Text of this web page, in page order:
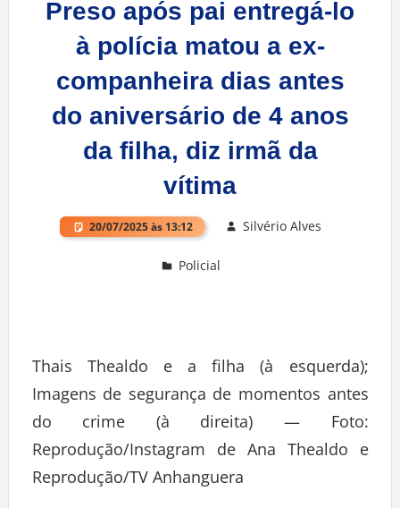
Preso após pai entregá-lo
à polícia matou a ex-
companheira dias antes
do aniversário de 4 anos
da filha, diz irmã da
vítima
20/07/2025 às 13:12 Silvério Alves
Policial
Thais Thealdo e a filha (à esquerda);
Imagens de segurança de momentos antes
do crime (à direita) — Foto:
Reprodução/Instagram de Ana Thealdo e
Reprodução/TV Anhanguera